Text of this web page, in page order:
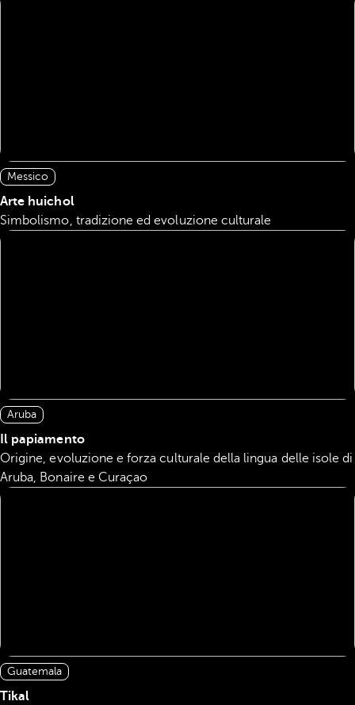
Messico
Arte huichol
Simbolismo, tradizione ed evoluzione culturale
Aruba
Il papiamento
Origine, evoluzione e forza culturale della lingua delle isole di
Aruba, Bonaire e Curaçao
Guatemala
Tikal